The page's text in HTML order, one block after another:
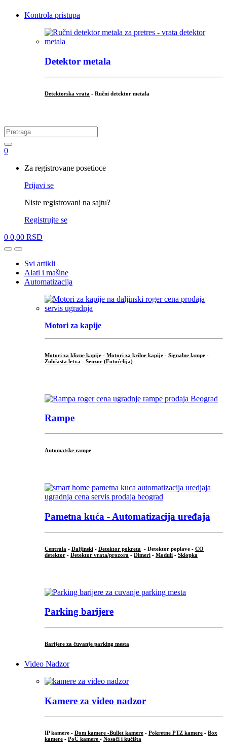
Kontrola pristupa
Detektor metala
Detektorska vrata - Ručni detektor metala
Search
for:
0
Za registrovane posetioce
Prijavi se
Niste registrovani na sajtu?
Registrujte se
0 0,00 RSD
OpenClose
Svi artikli
Alati i mašine
Automatizacija
Motori za kapije
Motori za klizne kapije - Motori za krilne kapije - Signalne lampe -
Zubčasta letva - Senzor (Fotoćelija)
Rampe
Automatske rampe
Pametna kuća - Automatizacija uređaja
Centrala - Daljinski - Detektor pokreta - Detektor poplave - CO
detektor - Detektor vrata/prozora - Dimeri - Moduli - Sklopka
Parking barijere
Barijere za čuvanje parking mesta
Video Nadzor
Kamere za video nadzor
IP kamere - Dom kamere -Bullet kamere - Pokretne PTZ kamere - Box
kamere - PoC kamere - Nosači i kućišta